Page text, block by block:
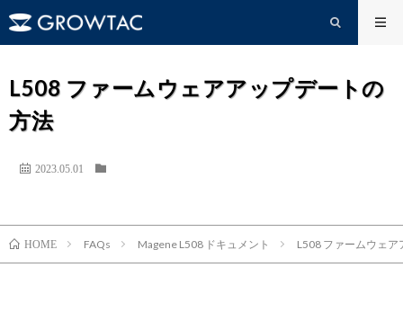
L508 ファームウェアアップデートの
方法
2023.05.01
HOME FAQs Magene L508 ドキュメント L508 ファームウェ